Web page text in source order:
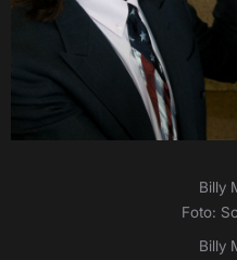
Billy
Foto:
Billy